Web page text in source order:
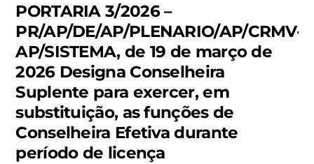
PORTARIA 3/2026 –
PR/AP/DE/AP/PLENARIO/AP/CRMV-
AP/SISTEMA, de 19 de março de
2026 Designa Conselheira
Suplente para exercer, em
substituição, as funções de
Conselheira Efetiva durante
período de licença